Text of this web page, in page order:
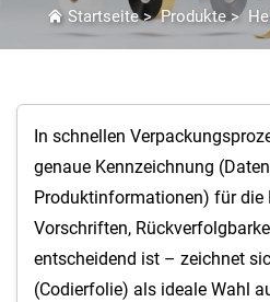
Startseite>Produkte>
In schnellen
genaue Kennzeichnung
Produktinformationen) für die
Vorschriften,
entscheidend ist – zeichnet
(Codierfolie) als ideale Wahl